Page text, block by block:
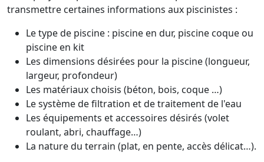
transmettre certaines informations aux piscinistes :
Le type de piscine : piscine en dur, piscine coque ou
piscine en kit
Les dimensions désirées pour la piscine (longueur,
largeur, profondeur)
Les matériaux choisis (béton, bois, coque …)
Le système de filtration et de traitement de l'eau
Les équipements et accessoires désirés (volet
roulant, abri, chauffage…)
La nature du terrain (plat, en pente, accès délicat…).